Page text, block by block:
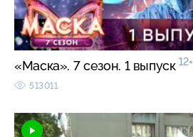
«Маска». 7 сезон. 1 выпуск 12+
513011